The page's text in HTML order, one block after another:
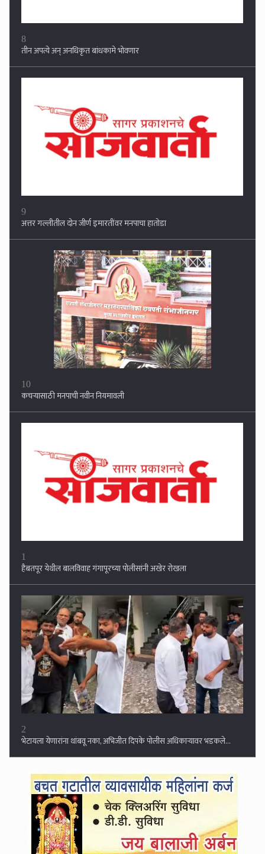
8
तीन अपत्ये अन् अनधिकृत बांधकामे भोवणार
9
अत्तर गल्लीतील दोन जीर्ण इमारतींवर मनपाचा हातोडा
10
कचऱ्यासाठी मनपाची नवीन नियमावली
1
हैबतपूर येथील बालविवाह गंगापूरच्या पोलीसांनी अखेर रोखला
2
भेटायला येणारांना थांबवू नका, अभिजीत दिपके पोलीस अधिकाऱ्यावर भडकले...